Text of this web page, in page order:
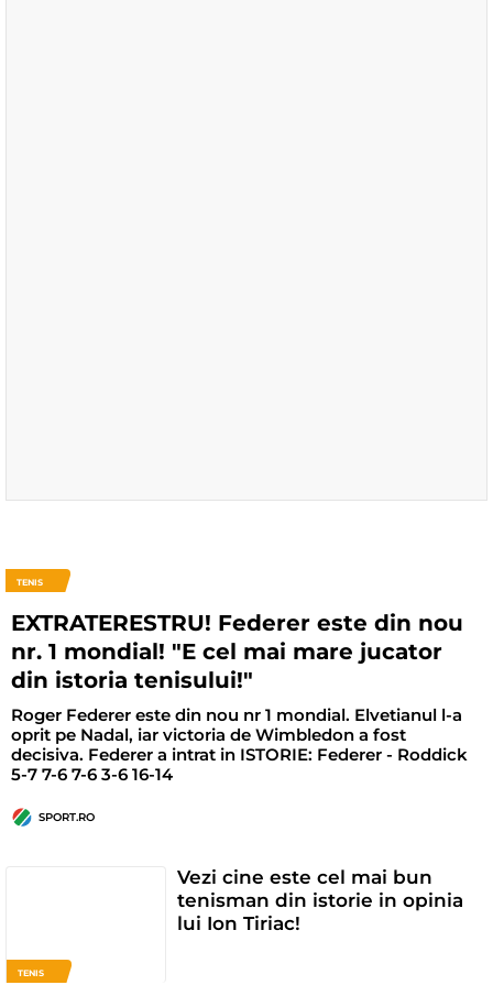
TENIS
EXTRATERESTRU! Federer este din nou
nr. 1 mondial! "E cel mai mare jucator
din istoria tenisului!"
Roger Federer este din nou nr 1 mondial. Elvetianul l-a
oprit pe Nadal, iar victoria de Wimbledon a fost
decisiva. Federer a intrat in ISTORIE: Federer - Roddick
5-7 7-6 7-6 3-6 16-14
SPORT.RO
TENIS
Vezi cine este cel mai bun
tenisman din istorie in opinia
lui Ion Tiriac!